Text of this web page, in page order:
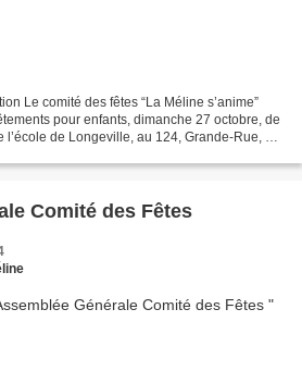
Le comité des fêtes “La Méline s’anime”
pour enfants, dimanche 27 octobre, de
l’école de Longeville, au 124, Grande-Rue, à
Comité des Fêtes